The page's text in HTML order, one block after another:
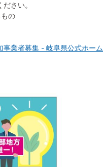
さい。
の
業者募集 - 岐阜県公式ホー